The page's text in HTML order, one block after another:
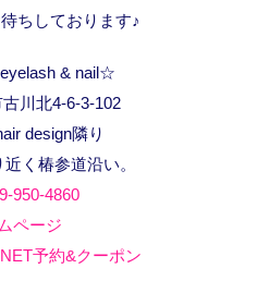
ちしております♪
& nail☆
川北4-6-3-102
design隣り
く椿参道沿い。
950-4860
ページ
予約&クーポン